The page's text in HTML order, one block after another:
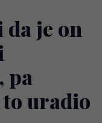
je on
pa
uradio